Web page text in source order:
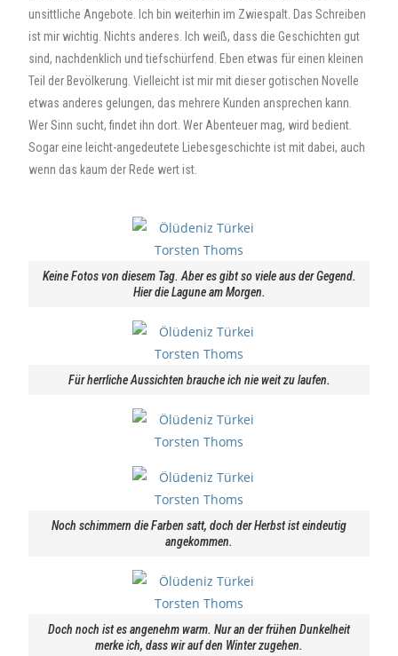
unsittliche Angebote. Ich bin weiterhin im Zwiespalt. Das Schreiben
ist mir wichtig. Nichts anderes. Ich weiß, dass die Geschichten gut
sind, nachdenklich und tiefschürfend. Eben etwas für einen kleinen
Teil der Bevölkerung. Vielleicht ist mir mit dieser gotischen Novelle
etwas anderes gelungen, das mehrere Kunden ansprechen kann.
Wer Sinn sucht, findet ihn dort. Wer Abenteuer mag, wird bedient.
Sogar eine leicht-angedeutete Liebesgeschichte ist mit dabei, auch
wenn das kaum der Rede wert ist.
Keine Fotos von diesem Tag. Aber es gibt so viele aus der Gegend.
Hier die Lagune am Morgen.
Für herrliche Aussichten brauche ich nie weit zu laufen.
Noch schimmern die Farben satt, doch der Herbst ist eindeutig
angekommen.
Doch noch ist es angenehm warm. Nur an der frühen Dunkelheit
merke ich, dass wir auf den Winter zugehen.